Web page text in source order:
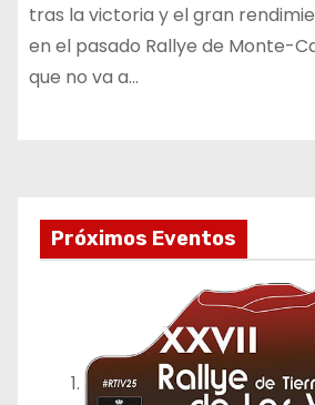
tras la victoria y el gran
en el pasado Rallye de Monte-
que no va a…
Próximos Eventos